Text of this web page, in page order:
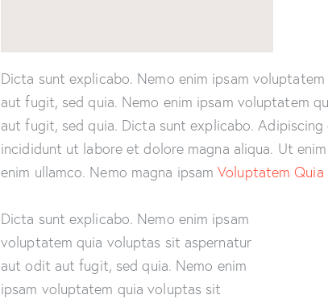
Dicta sunt explicabo. Nemo enim ipsam
aut fugit, sed quia. Nemo enim ipsam voluptatem
aut fugit, sed quia. Dicta sunt explicabo.
incididunt ut labore et dolore magna aliqua. Ut
enim ullamco. Nemo magna ipsamVoluptatem Quia
Dicta sunt explicabo. Nemo enim ipsam
voluptatem quia voluptas sit aspernatur
aut odit aut fugit, sed quia. Nemo enim
ipsam voluptatem quia voluptas sit